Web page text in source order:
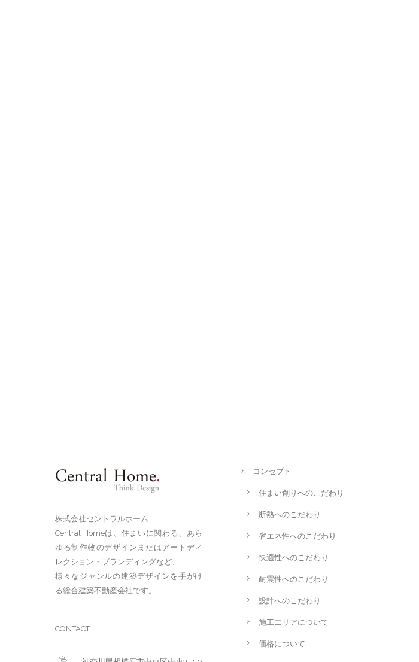
株式会社セントラルホーム
Central Homeは、住まいに関わる、あら
ゆる制作物のデザインまたはアートディ
レクション・ブランディングなど、
様々なジャンルの建築デザインを手がけ
る総合建築不動産会社です。
CONTACT
コンセプト
住まい創りへのこだわり
断熱へのこだわり
省エネ性へのこだわり
快適性へのこだわり
耐震性へのこだわり
設計へのこだわり
施工エリアについて
価格について